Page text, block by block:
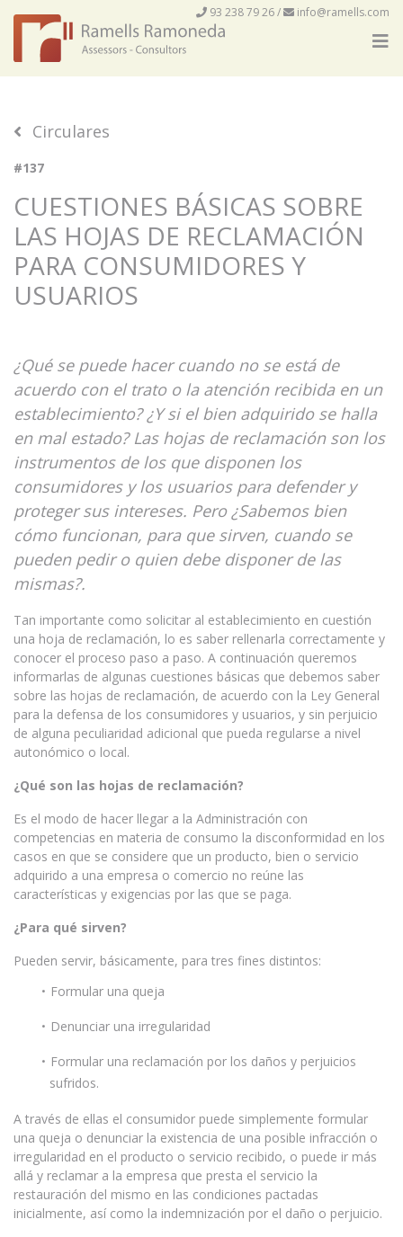
93 238 79 26/ info@ramells.com
Circulares
#137
CUESTIONES BÁSICAS SOBRE
LAS HOJAS DE RECLAMACIÓN
PARA CONSUMIDORES Y
USUARIOS
¿Qué se puede hacer cuando no se está de
acuerdo con el trato o la atención recibida en un
establecimiento? ¿Y si el bien adquirido se halla
en mal estado? Las hojas de reclamación son los
instrumentos de los que disponen los
consumidores y los usuarios para defender y
proteger sus intereses. Pero ¿Sabemos bien
cómo funcionan, para que sirven, cuando se
pueden pedir o quien debe disponer de las
mismas?.
Tan importante como solicitar al establecimiento en cuestión
una hoja de reclamación, lo es saber rellenarla correctamente y
conocer el proceso paso a paso. A continuación queremos
informarlas de algunas cuestiones básicas que debemos saber
sobre las hojas de reclamación, de acuerdo con la Ley General
para la defensa de los consumidores y usuarios, y sin perjuicio
de alguna peculiaridad adicional que pueda regularse a nivel
autonómico o local.
¿Qué son las hojas de reclamación?
Es el modo de hacer llegar a la Administración con
competencias en materia de consumo la disconformidad en los
casos en que se considere que un producto, bien o servicio
adquirido a una empresa o comercio no reúne las
características y exigencias por las que se paga.
¿Para qué sirven?
Pueden servir, básicamente, para tres fines distintos:
Formular una queja
Denunciar una irregularidad
Formular una reclamación por los daños y perjuicios
sufridos.
A través de ellas el consumidor puede simplemente formular
una queja o denunciar la existencia de una posible infracción o
irregularidad en el producto o servicio recibido, o puede ir más
allá y reclamar a la empresa que presta el servicio la
restauración del mismo en las condiciones pactadas
inicialmente, así como la indemnización por el daño o perjuicio.